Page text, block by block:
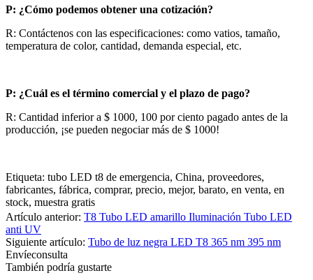
P: ¿Cómo podemos obtener una cotización?
R: Contáctenos con las especificaciones: como vatios, tamaño,
temperatura de color, cantidad, demanda especial, etc.
P: ¿Cuál es el término comercial y el plazo de pago?
R: Cantidad inferior a $ 1000, 100 por ciento pagado antes de la
producción, ¡se pueden negociar más de $ 1000!
Etiqueta: tubo LED t8 de emergencia, China, proveedores,
fabricantes, fábrica, comprar, precio, mejor, barato, en venta, en
stock, muestra gratis
Artículo anterior: T8 Tubo LED amarillo Iluminación Tubo LED
anti UV
Siguiente artículo: Tubo de luz negra LED T8 365 nm 395 nm
Envíeconsulta
También podría gustarte